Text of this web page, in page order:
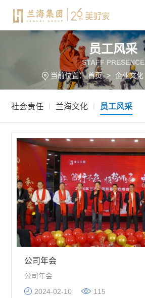
员工风采
STAFF PRESENCE
当前位置：首页 > 企业文化
社会责任 | 兰海文化 | 员工风采
公司年会
公司年会
2024-02-10
115